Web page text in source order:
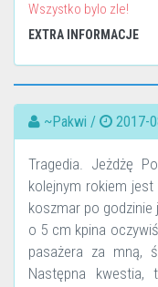
Wszystko bylo zle!
EXTRA INFORMACJE
~Pakwi / 2017-
Tragedia. Jeżdżę
kolejnym rokiem
koszmar po
o 5 cm kpina
pasażera za mną,
Następna